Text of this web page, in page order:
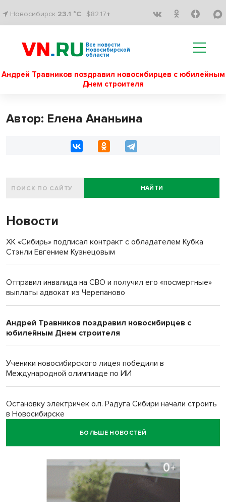
Новосибирск 23.1 °C $82.17↑
Все новости
Новосибирской
области
Андрей Травников поздравил новосибирцев с юбилейным
Днем строителя
Автор: Елена Ананьина
НАЙТИ
Новости
ХК «Сибирь» подписал контракт с обладателем Кубка
Стэнли Евгением Кузнецовым
Отправил инвалида на СВО и получил его «посмертные»
выплаты адвокат из Черепаново
Андрей Травников поздравил новосибирцев с
юбилейным Днем строителя
Ученики новосибирского лицея победили в
Международной олимпиаде по ИИ
Остановку электричек о.п. Радуга Сибири начали строить
в Новосибирске
БОЛЬШЕ НОВОСТЕЙ